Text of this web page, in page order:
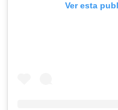
Ver esta